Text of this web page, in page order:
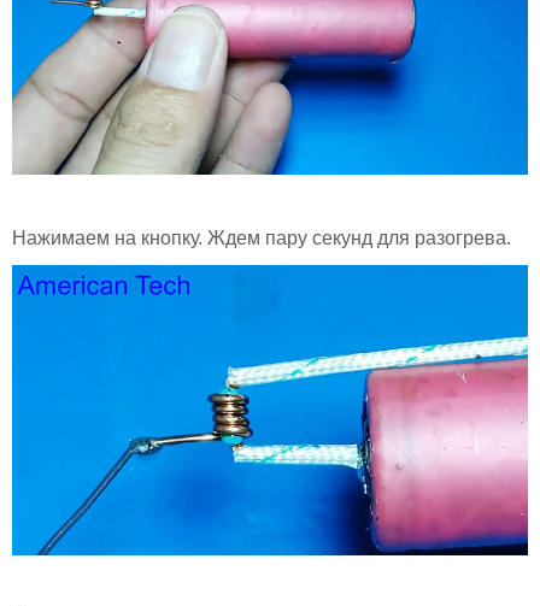
Нажимаем на кнопку. Ждем пару секунд для разогрева.